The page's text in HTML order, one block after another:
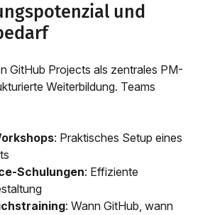
und
GitHub Projects als zentrales PM-
Weiterbildung. Teams
: Praktisches Setup eines
Schulungen: Effiziente
: Wann GitHub, wann